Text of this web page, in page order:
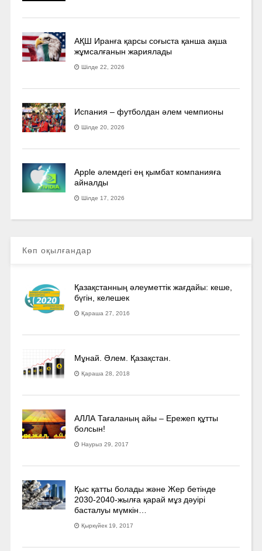
АҚШ Иранға қарсы соғыста қанша ақша
жұмсалғанын жариялады
Шілде 22, 2026
Испания – футболдан әлем чемпионы
Шілде 20, 2026
Apple әлемдегі ең қымбат компанияға
айналды
Шілде 17, 2026
Көп оқылғандар
Қазақстанның әлеуметтік жағдайы: кеше,
бүгін, келешек
Қараша 27, 2016
Мұнай. Әлем. Қазақстан.
Қараша 28, 2018
АЛЛА Тағаланың айы – Ережеп құтты
болсын!
Наурыз 29, 2017
Қыс қатты болады және Жер бетінде
2030-2040­-жылға қарай мұз дәуірі
басталуы мүмкін…
Қыркүйек 19, 2017